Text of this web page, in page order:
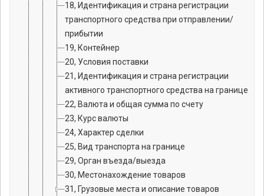
18, Идентификация и страна регистрации
транспортного средства при отправлении/
прибытии
19, Контейнер
20, Условия поставки
21, Идентификация и страна регистрации
активного транспортного средства на границе
22, Валюта и общая сумма по счету
23, Курс валюты
24, Характер сделки
25, Вид транспорта на границе
29, Орган въезда/выезда
30, Местонахождение товаров
31, Грузовые места и описание товаров